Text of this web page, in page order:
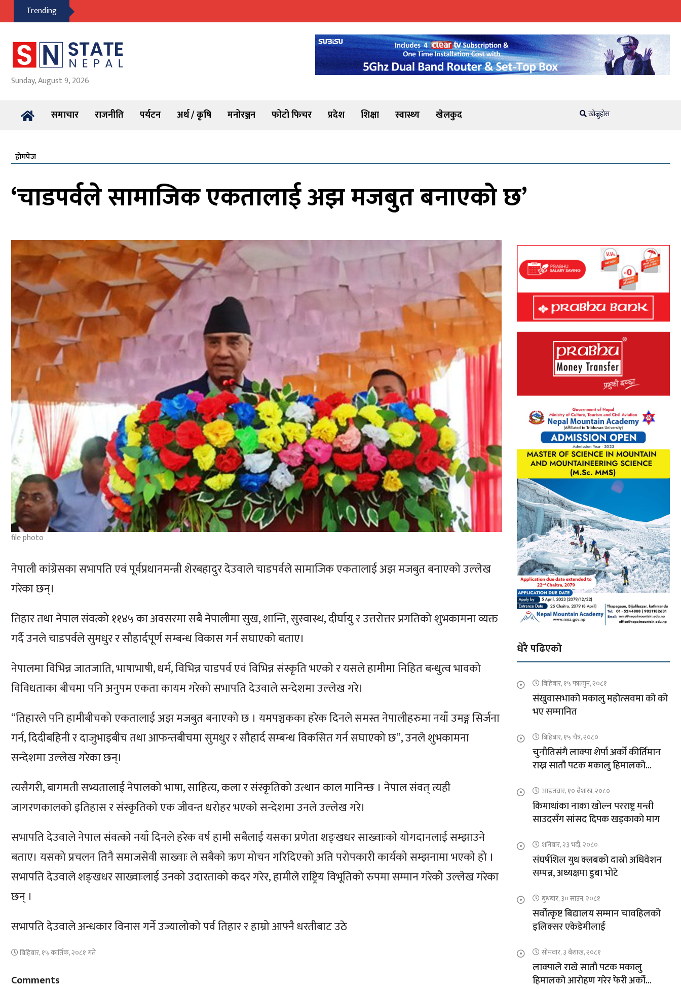
Trending
Sunday, August 9, 2026
समाचार राजनीति पर्यटन अर्थ / कृषि मनोरञ्जन फोटो फिचर प्रदेश शिक्षा स्वास्थ्य खेलकुद खोज्नुहोस
होमपेज
‘चाडपर्वले सामाजिक एकतालाई अझ मजबुत बनाएको छ’
file photo
नेपाली कांग्रेसका सभापति एवं पूर्वप्रधानमन्त्री शेरबहादुर देउवाले चाडपर्वले सामाजिक एकतालाई अझ मजबुत बनाएको उल्लेख
गरेका छन्।
तिहार तथा नेपाल संवत्को ११४५ का अवसरमा सबै नेपालीमा सुख, शान्ति, सुस्वास्थ, दीर्घायु र उत्तरोत्तर प्रगतिको शुभकामना व्यक्त
गर्दै उनले चाडपर्वले सुमधुर र सौहार्दपूर्ण सम्बन्ध विकास गर्न सघाएको बताए।
नेपालमा विभिन्न जातजाति, भाषाभाषी, धर्म, विभिन्न चाडपर्व एवं विभिन्न संस्कृति भएको र यसले हामीमा निहित बन्धुत्व भावको
विविधताका बीचमा पनि अनुपम एकता कायम गरेको सभापति देउवाले सन्देशमा उल्लेख गरे।
“तिहारले पनि हामीबीचको एकतालाई अझ मजबुत बनाएको छ । यमपञ्चकका हरेक दिनले समस्त नेपालीहरुमा नयाँ उमङ्ग सिर्जना
गर्न, दिदीबहिनी र दाजुभाइबीच तथा आफन्तबीचमा सुमधुर र सौहार्द सम्बन्ध विकसित गर्न सघाएको छ”, उनले शुभकामना
सन्देशमा उल्लेख गरेका छन्।
त्यसैगरी, बागमती सभ्यतालाई नेपालको भाषा, साहित्य, कला र संस्कृतिको उत्थान काल मानिन्छ । नेपाल संवत् त्यही
जागरणकालको इतिहास र संस्कृतिको एक जीवन्त धरोहर भएको सन्देशमा उनले उल्लेख गरे।
सभापति देउवाले नेपाल संवत्को नयाँ दिनले हरेक वर्ष हामी सबैलाई यसका प्रणेता शङ्खधर साख्वाःको योगदानलाई सम्झाउने
बताए। यसको प्रचलन तिनै समाजसेवी साख्वाः ले सबैको ऋण मोचन गरिदिएको अति परोपकारी कार्यको सम्झनामा भएको हो ।
सभापति देउवाले शङ्खधर साख्वाःलाई उनको उदारताको कदर गरेर, हामीले राष्ट्रिय विभूतिको रुपमा सम्मान गरेकोे उल्लेख गरेका
छन् ।
सभापति देउवाले अन्धकार विनास गर्ने उज्यालोको पर्व तिहार र हाम्रो आफ्नै धरतीबाट उठे
बिहिबार, १५ कार्तिक, २०८१ गते
Comments
धेरै पढिएको
बिहिबार, १५ फाल्गुन, २०८१
संखुवासभाको मकालु महोत्सवमा को को
भए सम्मानित
बिहिबार, १५ चैत्र, २०८०
चुनौतिसंगै लाक्पा शेर्पा अर्को कीर्तिमान
राख्न सातौ पटक मकालु हिमालको
आइतवार, १० बैशाख, २०८०
किमाथांका नाका खोल्न परराष्ट्र मन्त्री
साउदसँग सांसद दिपक खड्काको माग
शनिबार, २३ भदौ, २०८०
संघर्षशिल युथ क्लबको दास्रो अधिवेशन
सम्पन्न, अध्यक्षमा डुबा भोटे
बुधबार, ३० साउन, २०८१
सर्वोत्कृष्ट बिद्यालय सम्मान चावहिलको
इलिक्सर एकेडेमीलाई
सोमवार, ३ बैशाख, २०८१
लाक्पाले राखे सातौ पटक मकालु
हिमालको आरोहण गरेर फेरी अर्को